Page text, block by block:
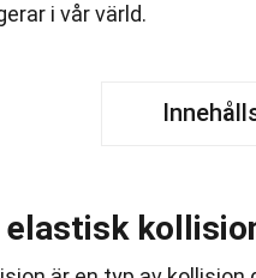
i vår värld.
elastisk